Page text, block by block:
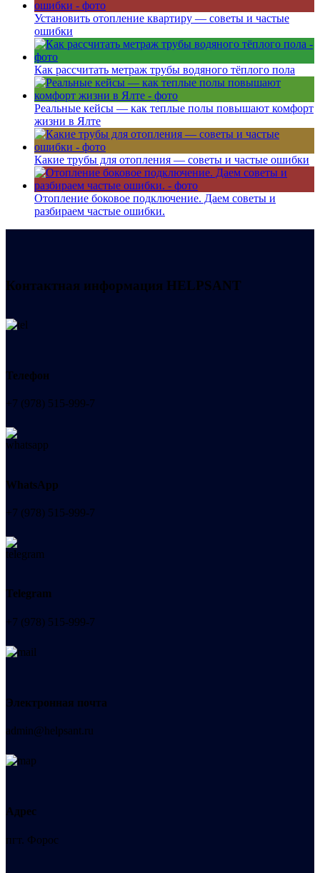
Установить отопление квартиру — советы и частые
ошибки
Как рассчитать метраж трубы водяного тёплого пола
Реальные кейсы — как теплые полы повышают комфорт
жизни в Ялте
Какие трубы для отопления — советы и частые ошибки
Отопление боковое подключение. Даем советы и
разбираем частые ошибки.
Контактная информация HELPSANT
Телефон
+7 (978) 515-999-7
WhatsApp
+7 (978) 515-999-7
Telegram
+7 (978) 515-999-7
Электронная почта
admin@helpsant.ru
Адрес
пгт. Форос